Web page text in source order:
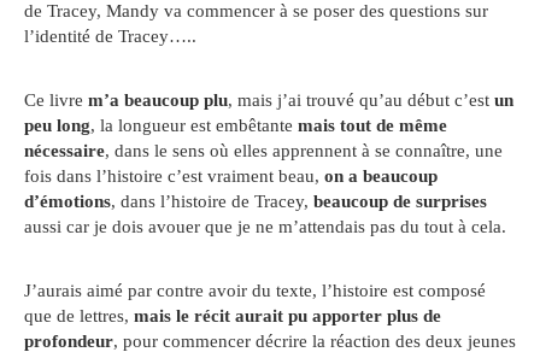
de Tracey, Mandy va commencer à se poser des questions sur
l’identité de Tracey…..
Ce livre m’a beaucoup plu, mais j’ai trouvé qu’au début c’est un
peu long, la longueur est embêtante mais tout de même
nécessaire, dans le sens où elles apprennent à se connaître, une
fois dans l’histoire c’est vraiment beau, on a beaucoup
d’émotions, dans l’histoire de Tracey, beaucoup de surprises
aussi car je dois avouer que je ne m’attendais pas du tout à cela.
J’aurais aimé par contre avoir du texte, l’histoire est composé
que de lettres, mais le récit aurait pu apporter plus de
profondeur, pour commencer décrire la réaction des deux jeunes